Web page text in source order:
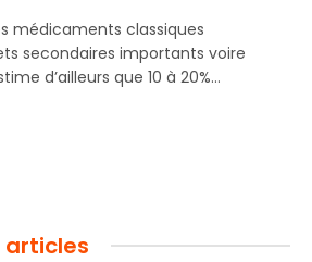
médicaments classiques
secondaires importants voire
d’ailleurs que 10 à 20%…
articles